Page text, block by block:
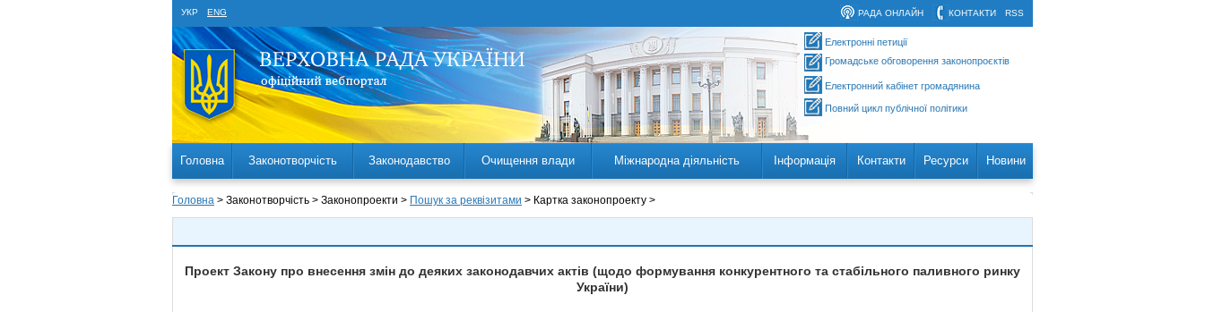
УКР ENG RSS
КОНТАКТИ
РАДА ОНЛАЙН
Електронні петиції
Громадське обговорення законопроєктів
Електронний кабінет громадянина
Повний цикл публічної політики
Головна Законотворчість Законодавство Очищення влади Міжнародна діяльність Інформація Контакти Ресурси Новини
Головна > Законотворчість > Законопроекти > Пошук за реквізитами > Картка законопроекту >
Проект Закону про внесення змін до деяких законодавчих актів (щодо формування конкурентного та стабільного паливного ринку
України)